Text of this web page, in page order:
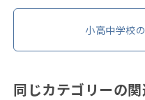
小高中学校
同じカテゴリーの